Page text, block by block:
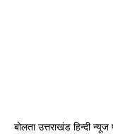
बोलता उत्तराखंड हिन्दी